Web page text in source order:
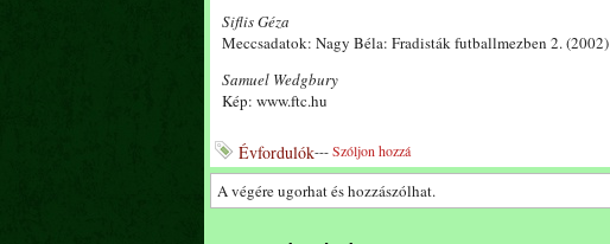
Siflis Géza
Meccsadatok: Nagy Béla: Fradisták futballmezben 2. (2002)
Samuel Wedgbury
Kép: www.ftc.hu
Évfordulók---Szóljon hozzá
A végére ugorhat és hozzászólhat.